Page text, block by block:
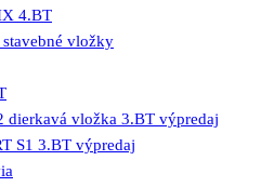
4.BT
vložky
dierkavá vložka 3.BT výpredaj
S1 3.BT výpredaj